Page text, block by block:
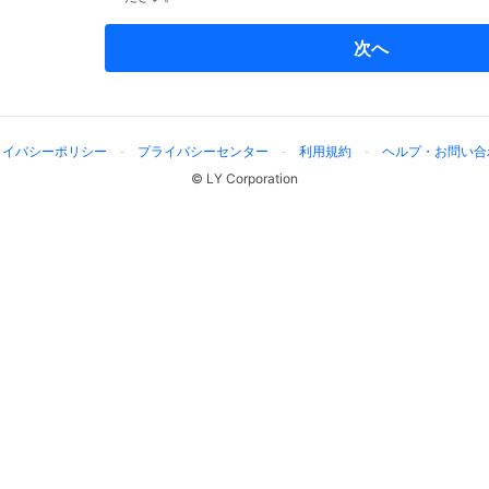
次へ
バシーポリシー プライバシーセンター 利用規約
ヘルプ・お問い
© LY Corporation